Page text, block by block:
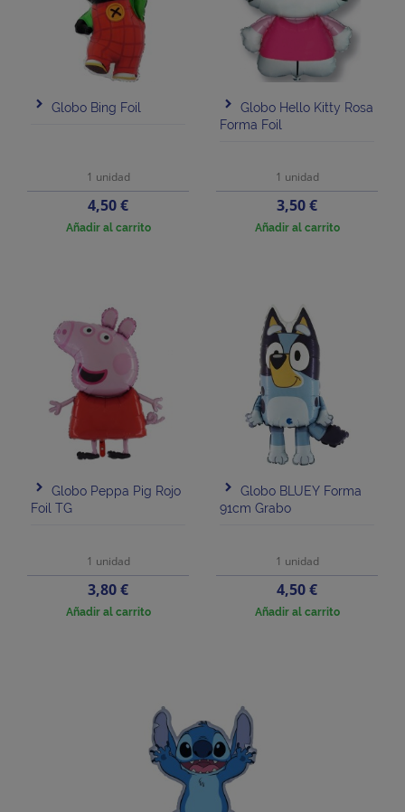
Globo Bing Foil
1 unidad
Precio
4,50 €
Añadir al carrito
Globo Hello Kitty Rosa
Forma Foil
1 unidad
Precio
3,50 €
Añadir al carrito
Globo Peppa Pig Rojo
Foil TG
1 unidad
Precio
3,80 €
Añadir al carrito
Globo BLUEY Forma
91cm Grabo
1 unidad
Precio
4,50 €
Añadir al carrito